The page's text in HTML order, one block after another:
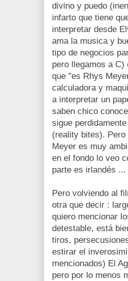
divino y puedo
infarto que tiene
interpretar desde
ama la musica y
tipo de negocios
pero llegamos a
que "es Rhys
calculadora y
a interpretar un
saben chico
sigue
(reality bites).
Meyer es muy
en el fondo lo veo
parte es irlandés
Pero volviendo al
otra que decir :
quiero mencionar
detestable, está
tiros,
estirar el
mencionados) El
pero por lo menos